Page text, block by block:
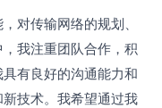
对传输网络的规划、
我注重团队合作，积
有良好的沟通能力和
技术。我希望通过我